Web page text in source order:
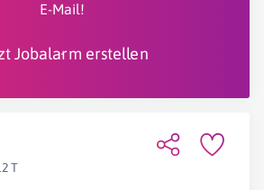
E-Mail!
Jobalarm erstellen
T